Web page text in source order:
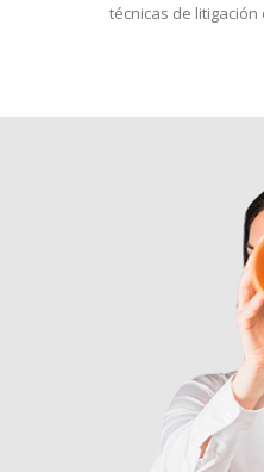
técnicas de litigación